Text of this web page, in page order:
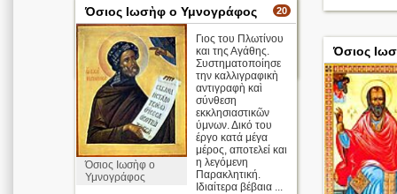
Ο Ιωσήφ με το
μωρό Ιησού Guido
Reni
περισσότερα >
20
Όσιος Ιωσὴφ ο Υμνογράφος
Όσιος Ιωσὴφ ο
Υμνογράφος
Γιος του Πλωτίνου
και της Αγάθης.
Συστηματοποίησε
την καλλιγραφικὴ
αντιγραφὴ καὶ
σύνθεση
εκκλησιαστικῶν
ύμνων. Δικό του
έργο κατά μέγα
μέρος, αποτελεί και
η λεγόμενη
Παρακλητική.
Ιδιαίτερα βέβαια ...
Όσιος